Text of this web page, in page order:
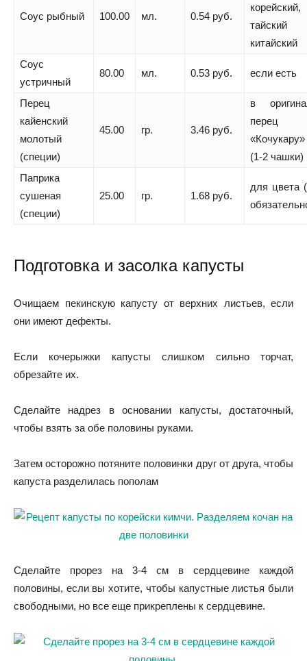
Соус рыбный 100.00 мл. 0.54 руб.
корейский,
китайский
Соус
устричный
80.00 мл. 0.53 руб. если есть
Перец
кайенский
молотый
(специи)
45.00 гр. 3.46 руб.
в
перец
«Кочукару»
(1-2 чашки)
Паприка
сушеная
(специи)
25.00 гр. 1.68 руб.
для цвета
Подготовка и засолка капусты
Очищаем пекинскую капусту от верхних листьев, если
они имеют дефекты.
Если кочерыжки капусты слишком сильно торчат,
обрезайте их.
Сделайте надрез в основании капусты, достаточный,
чтобы взять за обе половины руками.
Затем осторожно потяните половинки друг от друга, чтобы
капуста разделилась пополам
Сделайте прорез на 3-4 см в сердцевине каждой
половины, если вы хотите, чтобы капустные листья были
свободными, но все еще прикреплены к сердцевине.